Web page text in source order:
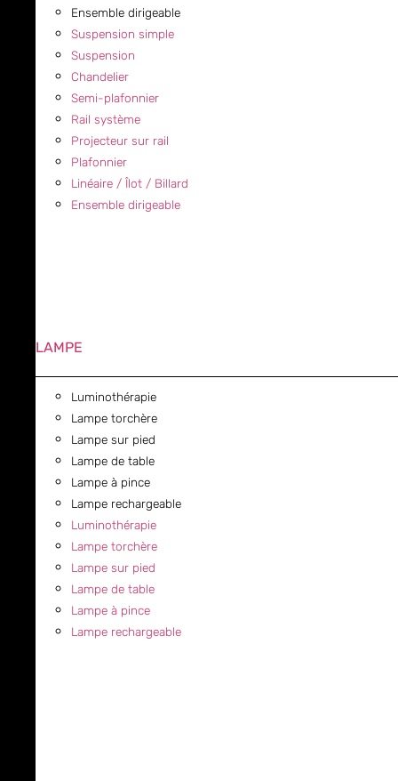
Ensemble dirigeable
Suspension simple
Suspension
Chandelier
Semi-plafonnier
Rail système
Projecteur sur rail
Plafonnier
Linéaire / Îlot / Billard
Ensemble dirigeable
LAMPE
Luminothérapie
Lampe torchère
Lampe sur pied
Lampe de table
Lampe à pince
Lampe rechargeable
Luminothérapie
Lampe torchère
Lampe sur pied
Lampe de table
Lampe à pince
Lampe rechargeable